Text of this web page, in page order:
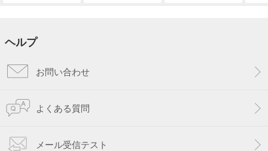
ヘルプ
お問い合わせ
よくある質問
メール受信テスト